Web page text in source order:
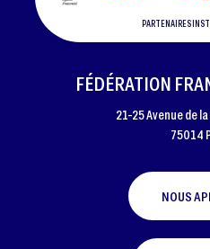
PARTENAIRES
FÉDÉRATION
21-25 Avenue de
75014
NOUS